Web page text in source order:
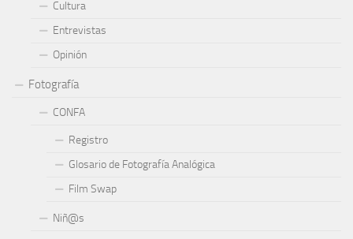
Cultura
Entrevistas
Opinión
Fotografía
CONFA
Registro
Glosario de Fotografía Analógica
Film Swap
Niñ@s